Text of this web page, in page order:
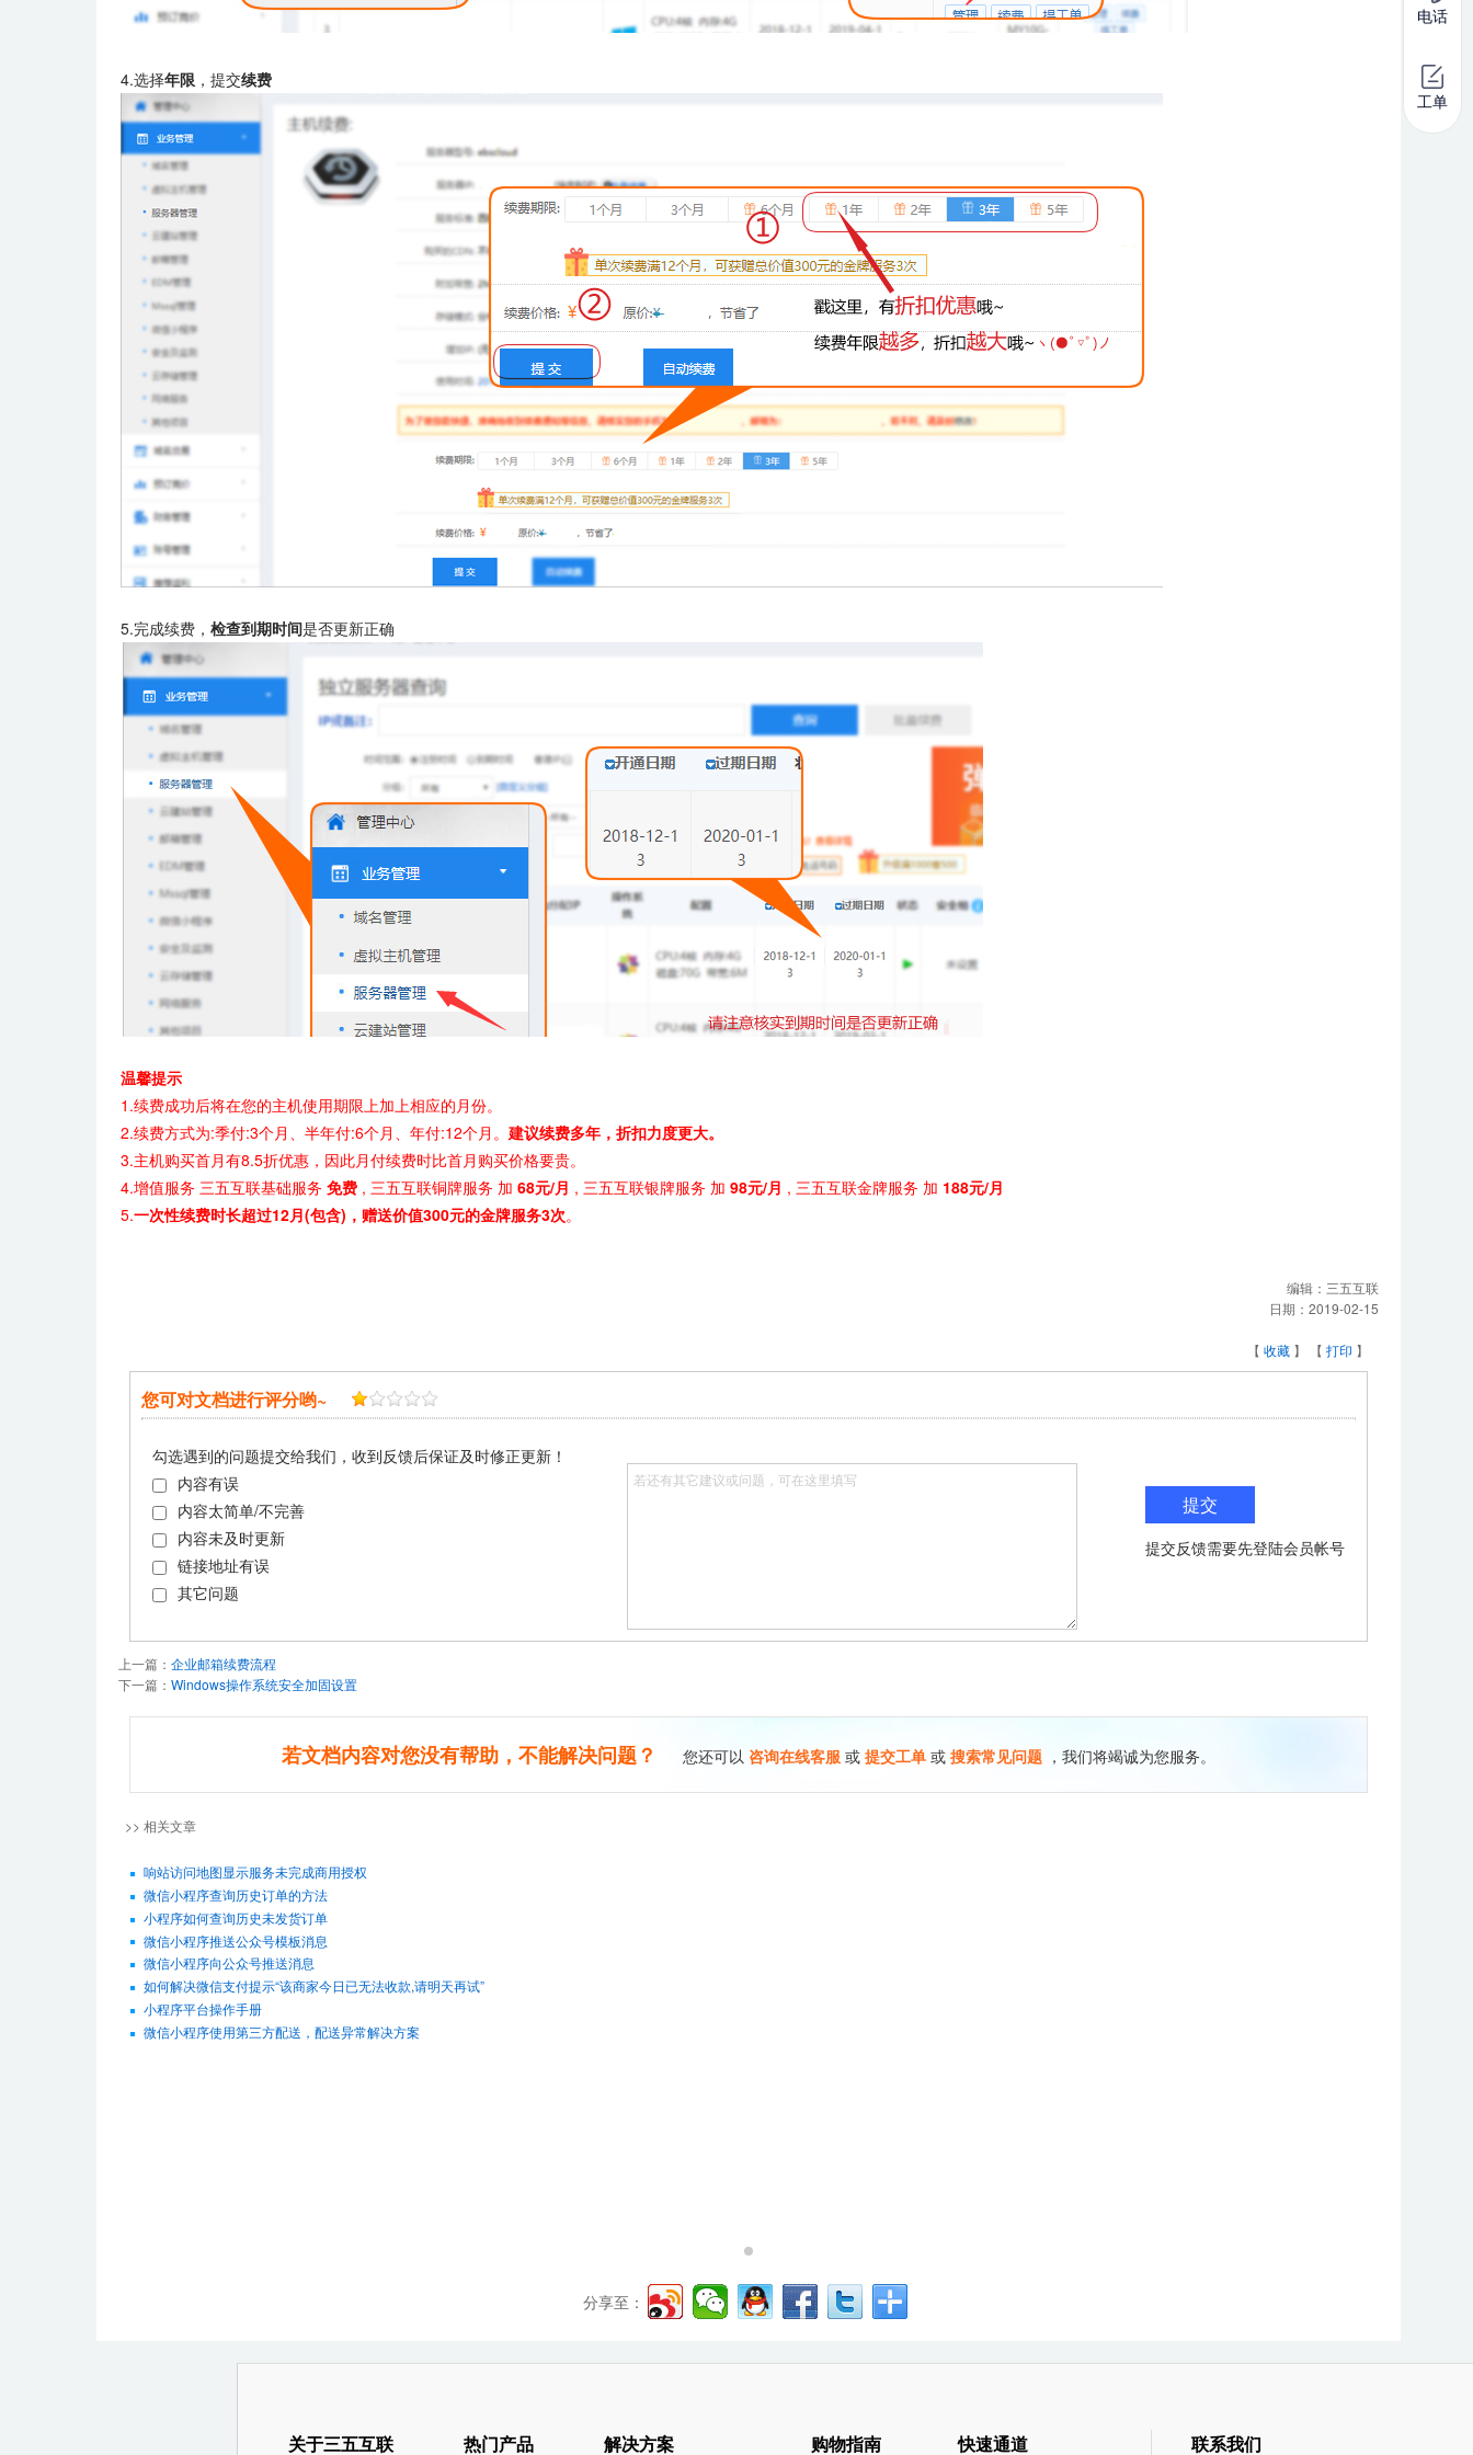
4.选择年限 ，提交续费
5.完成续费， 检查到期时间是否更新正确
温馨提示
1.续费成功后将在您的主机使用期限上加上相应的月份。
2.续费方式为:季付:3个月、半年付:6个月、年付:12个月。 建议续费多年，折扣力度更大。
3.主机购买首月有8.5折优惠，因此月付续费时比首月购买价格要贵。
4.增值服务 三五互联基础服务 免费 , 三五互联铜牌服务 加 68元/月 , 三五互联银牌服务 加 98元/月 , 三五互联金牌服务 加 188元/月
5.一次性续费时长超过12月(包含)，赠送价值300元的金牌服务3次。
编辑： 三五互联
日期： 2019-02-15
【 收藏 】 【 打印 】
您可对文档进行评分哟~
勾选遇到的问题提交给我们，收到反馈后保证及时修正更新！
内容有误
内容太简单/不完善
内容未及时更新
链接地址有误
其它问题
提交反馈需要先登陆会员帐号
上一篇： 企业邮箱续费流程
下一篇： Windows操作系统安全加固设置
若文档内容对您没有帮助，不能解决问题？ 您还可以 咨询在线客服 或 提交工单 或 搜索常见问题 ，我们将竭诚为您服务。
>> 相关文章
响站访问地图显示服务未完成商用授权
微信小程序查询历史订单的方法
小程序如何查询历史未发货订单
微信小程序推送公众号模板消息
微信小程序向公众号推送消息
如何解决微信支付提示“该商家今日已无法收款,请明天再试”
小程序平台操作手册
微信小程序使用第三方配送，配送异常解决方案
分享至：
关于三五互联 热门产品 解决方案 购物指南 快速通道 联系我们
电话
工单